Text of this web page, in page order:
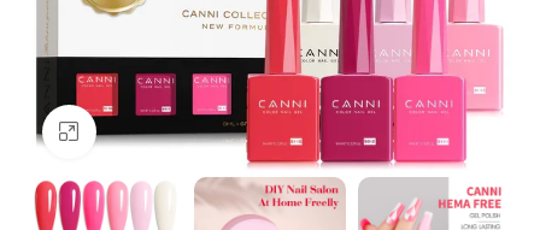
Kattintson a nagyításhoz